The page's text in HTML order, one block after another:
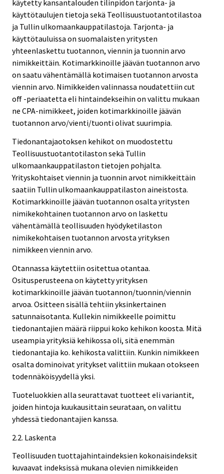
käytetty kansantalouden tilinpidon tarjonta- ja
käyttötaulujen tietoja sekä Teollisuustuotantotilastoa
ja Tullin ulkomaankauppatilastoja. Tarjonta- ja
käyttötauluissa on suomalaisten yritysten
yhteenlaskettu tuotannon, viennin ja tuonnin arvo
nimikkeittäin. Kotimarkkinoille jäävän tuotannon arvo
on saatu vähentämällä kotimaisen tuotannon arvosta
viennin arvo. Nimikkeiden valinnassa noudatettiin cut
off -periaatetta eli hintaindekseihin on valittu mukaan
ne CPA-nimikkeet, joiden kotimarkkinoille jäävän
tuotannon arvo/vienti/tuonti olivat suurimpia.
Tiedonantajaotoksen kehikot on muodostettu
Teollisuustuotantotilaston sekä Tullin
ulkomaankauppatilaston tietojen pohjalta.
Yrityskohtaiset viennin ja tuonnin arvot nimikkeittäin
saatiin Tullin ulkomaankauppatilaston aineistosta.
Kotimarkkinoille jäävän tuotannon osalta yritysten
nimikekohtainen tuotannon arvo on laskettu
vähentämällä teollisuuden hyödyketilaston
nimikekohtaisen tuotannon arvosta yrityksen
nimikkeen viennin arvo.
Otannassa käytettiin ositettua otantaa.
Ositusperusteena on käytetty yrityksen
kotimarkkinoille jäävän tuotannon/tuonnin/viennin
arvoa. Ositteen sisällä tehtiin yksinkertainen
satunnaisotanta. Kullekin nimikkeelle poimittu
tiedonantajien määrä riippui koko kehikon koosta. Mitä
useampia yrityksiä kehikossa oli, sitä enemmän
tiedonantajia ko. kehikosta valittiin. Kunkin nimikkeen
osalta dominoivat yritykset valittiin mukaan otokseen
todennäköisyydellä yksi.
Tuoteluokkien alla seurattavat tuotteet eli variantit,
joiden hintoja kuukausittain seurataan, on valittu
yhdessä tiedonantajien kanssa.
2.2. Laskenta
Teollisuuden tuottajahintaindeksien kokonaisindeksit
kuvaavat indeksissä mukana olevien nimikkeiden